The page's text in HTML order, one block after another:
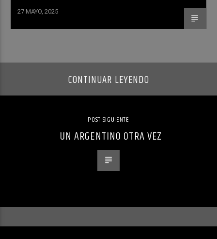
27 MAYO, 2025
CONTINUAR LEYENDO
POST SIGUIENTE
UN ARGENTINO OTRA VEZ